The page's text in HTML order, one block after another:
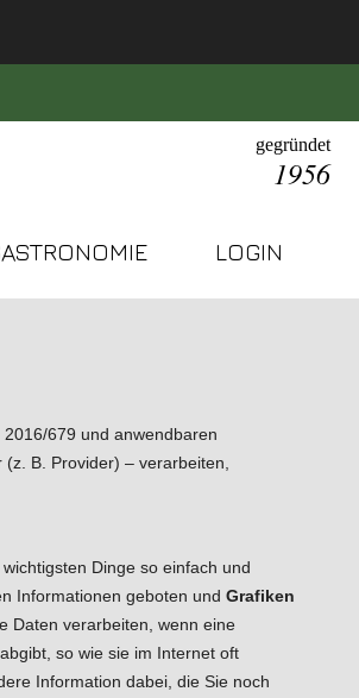
gegründet
1956
LOGIN
679 und anwendbaren
B. Provider) – verarbeiten,
Dinge so einfach und
Informationen geboten und Grafiken
Daten verarbeiten, wenn eine
so wie sie im Internet oft
Information dabei, die Sie noch